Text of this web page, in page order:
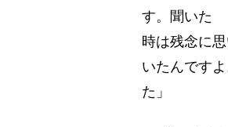
す。聞いた
時は残念に
いたんです
た」